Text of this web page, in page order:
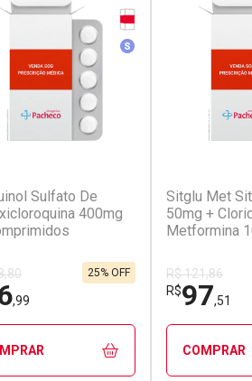
Sulfato De
400mg
Tarja Vermelha
Medicamento Similar
,99
25% OFF
Sitglu Met
50mg +
Metformina
R$ 121,86
R$97,51
COMPRAR